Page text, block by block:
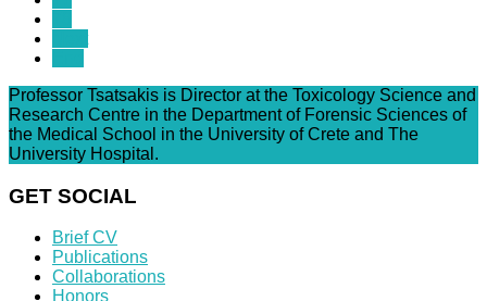
Professor Tsatsakis is Director at the Toxicology Science and
Research Centre in the Department of Forensic Sciences of
the Medical School in the University of Crete and The
University Hospital.
GET SOCIAL
Brief CV
Publications
Collaborations
Honors